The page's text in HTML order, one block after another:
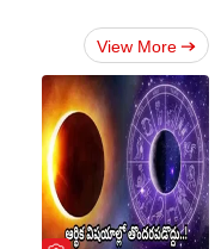
View More